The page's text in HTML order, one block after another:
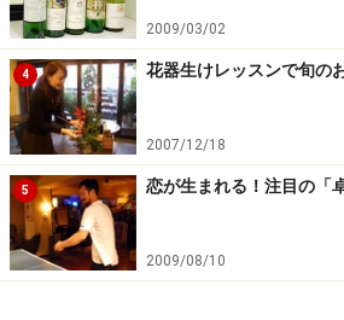
な作品を作りあげていくケースが多
もちろん、各流派の教室を見学する
る人たちの雰囲気をダイレクトに感
に合った流派を探すには近道といえ
生け花を始める前に揃えた
2009/03/02
4 花器生けレッスンで旬の
2007/12/18
5 恋が生まれる！注目の「
2009/08/10